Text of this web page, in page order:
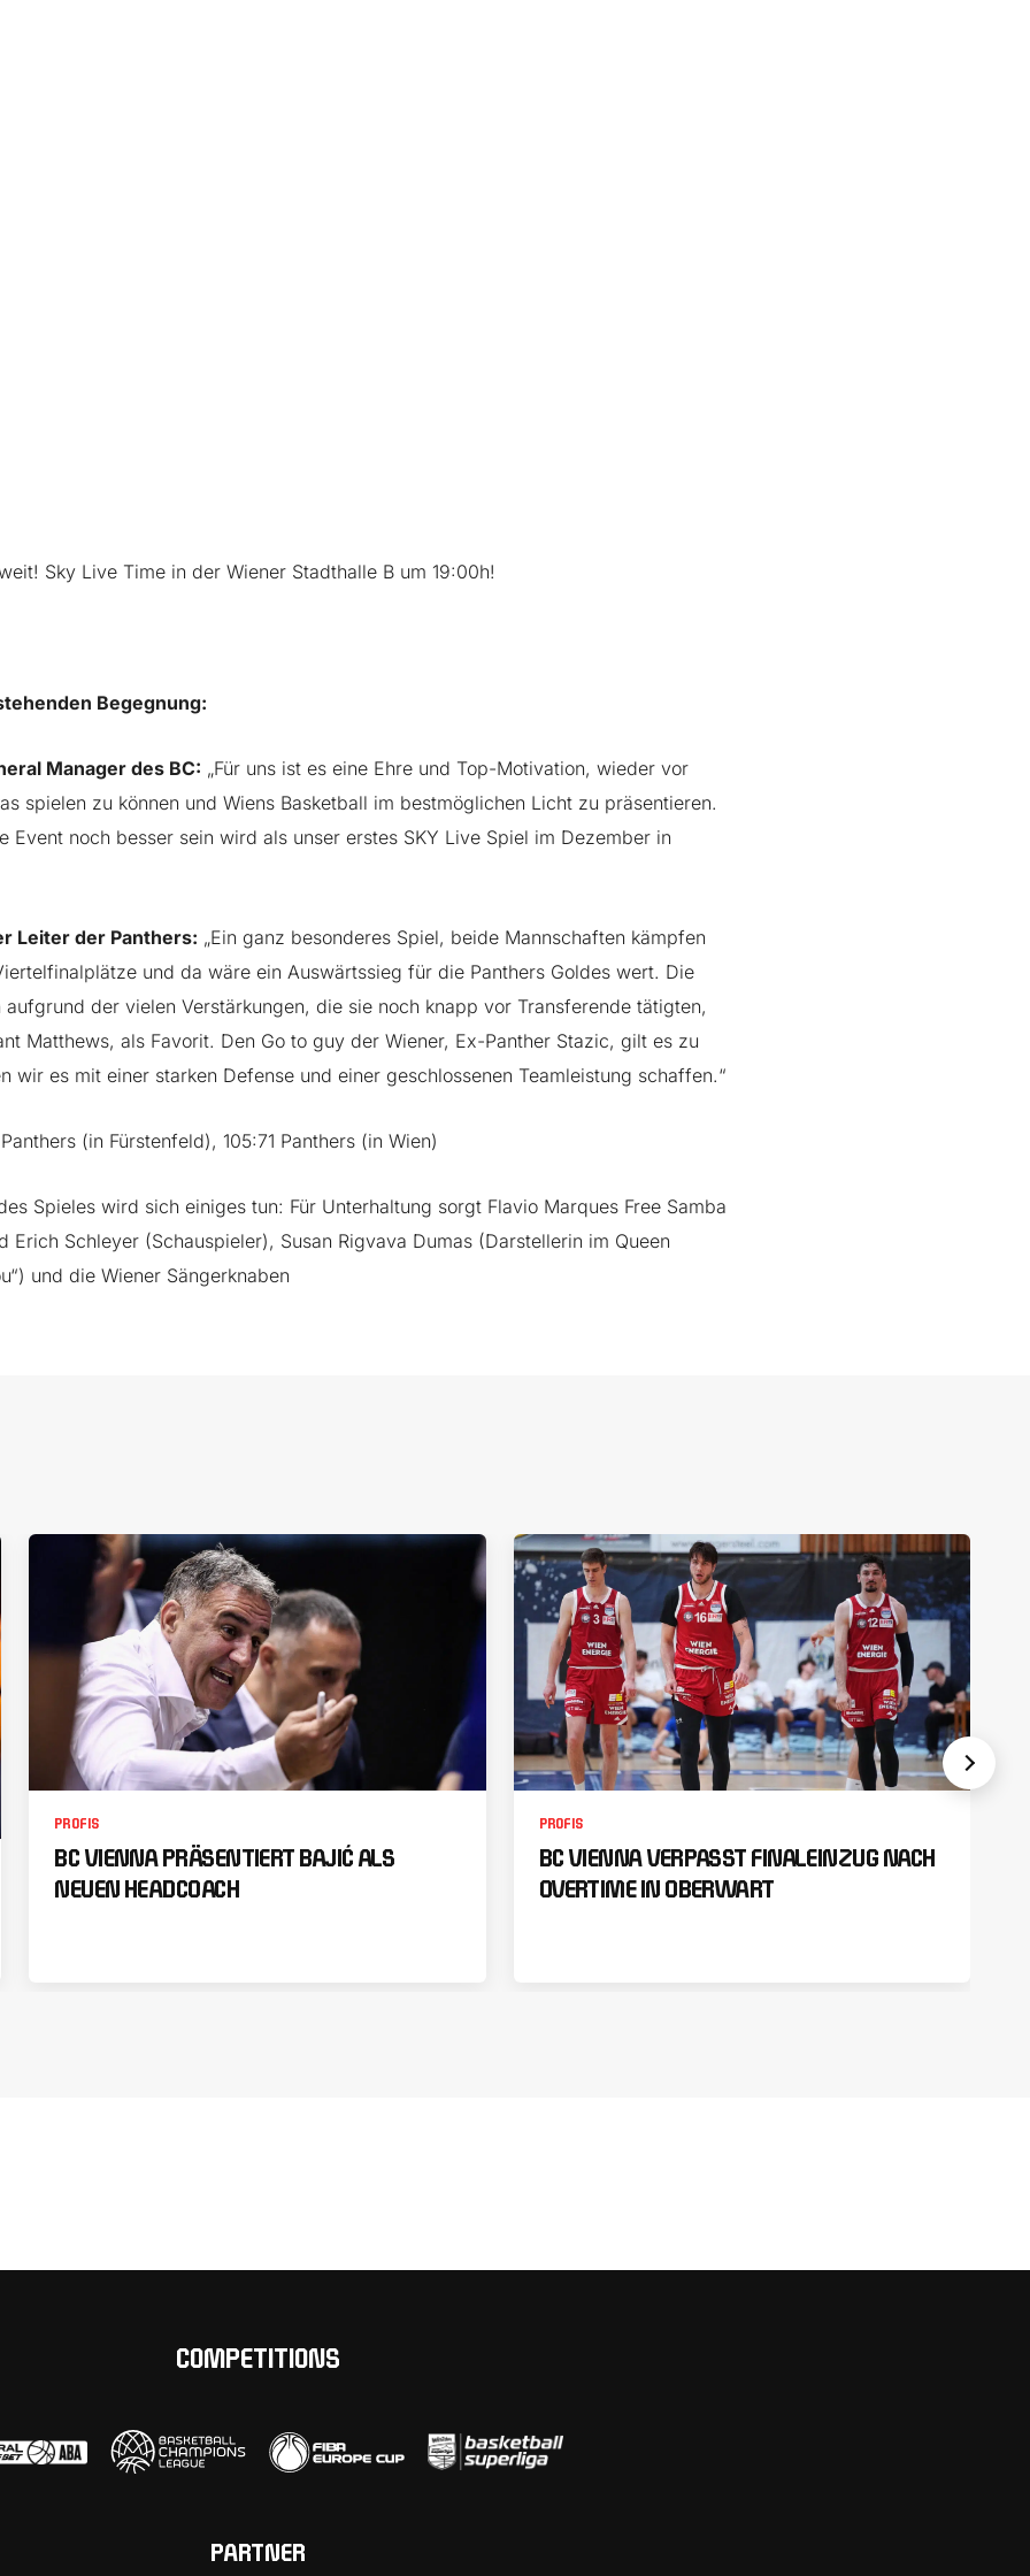
Sky Live Time in der Wiener Stadthalle B um 19:00h!
Begegnung:
Manager des BC: „Für uns ist es eine Ehre und Top-Motivation, wieder vor
spielen zu können und Wiens Basketball im bestmöglichen Licht zu präsentieren.
Event noch besser sein wird als unser erstes SKY Live Spiel im Dezember in
Leiter der Panthers: „Ein ganz besonderes Spiel, beide Mannschaften kämpfen
und da wäre ein Auswärtssieg für die Panthers Goldes wert. Die
der vielen Verstärkungen, die sie noch knapp vor Transferende tätigten,
Matthews, als Favorit. Den Go to guy der Wiener, Ex-Panther Stazic, gilt es zu
wir es mit einer starken Defense und einer geschlossenen Teamleistung schaffen.“
(in Fürstenfeld), 105:71 Panthers (in Wien)
Spieles wird sich einiges tun: Für Unterhaltung sorgt Flavio Marques Free Samba
Erich Schleyer (Schauspieler), Susan Rigvava Dumas (Darstellerin im Queen
und die Wiener Sängerknaben
PROFIS
BC VIENNA PRÄSENTIERT BAJIĆ ALS
NEUEN HEADCOACH
PROFIS
BC VIENNA VERPASST FINALEINZUG NACH
OVERTIME IN OBERWART
COMPETITIONS
PARTNER